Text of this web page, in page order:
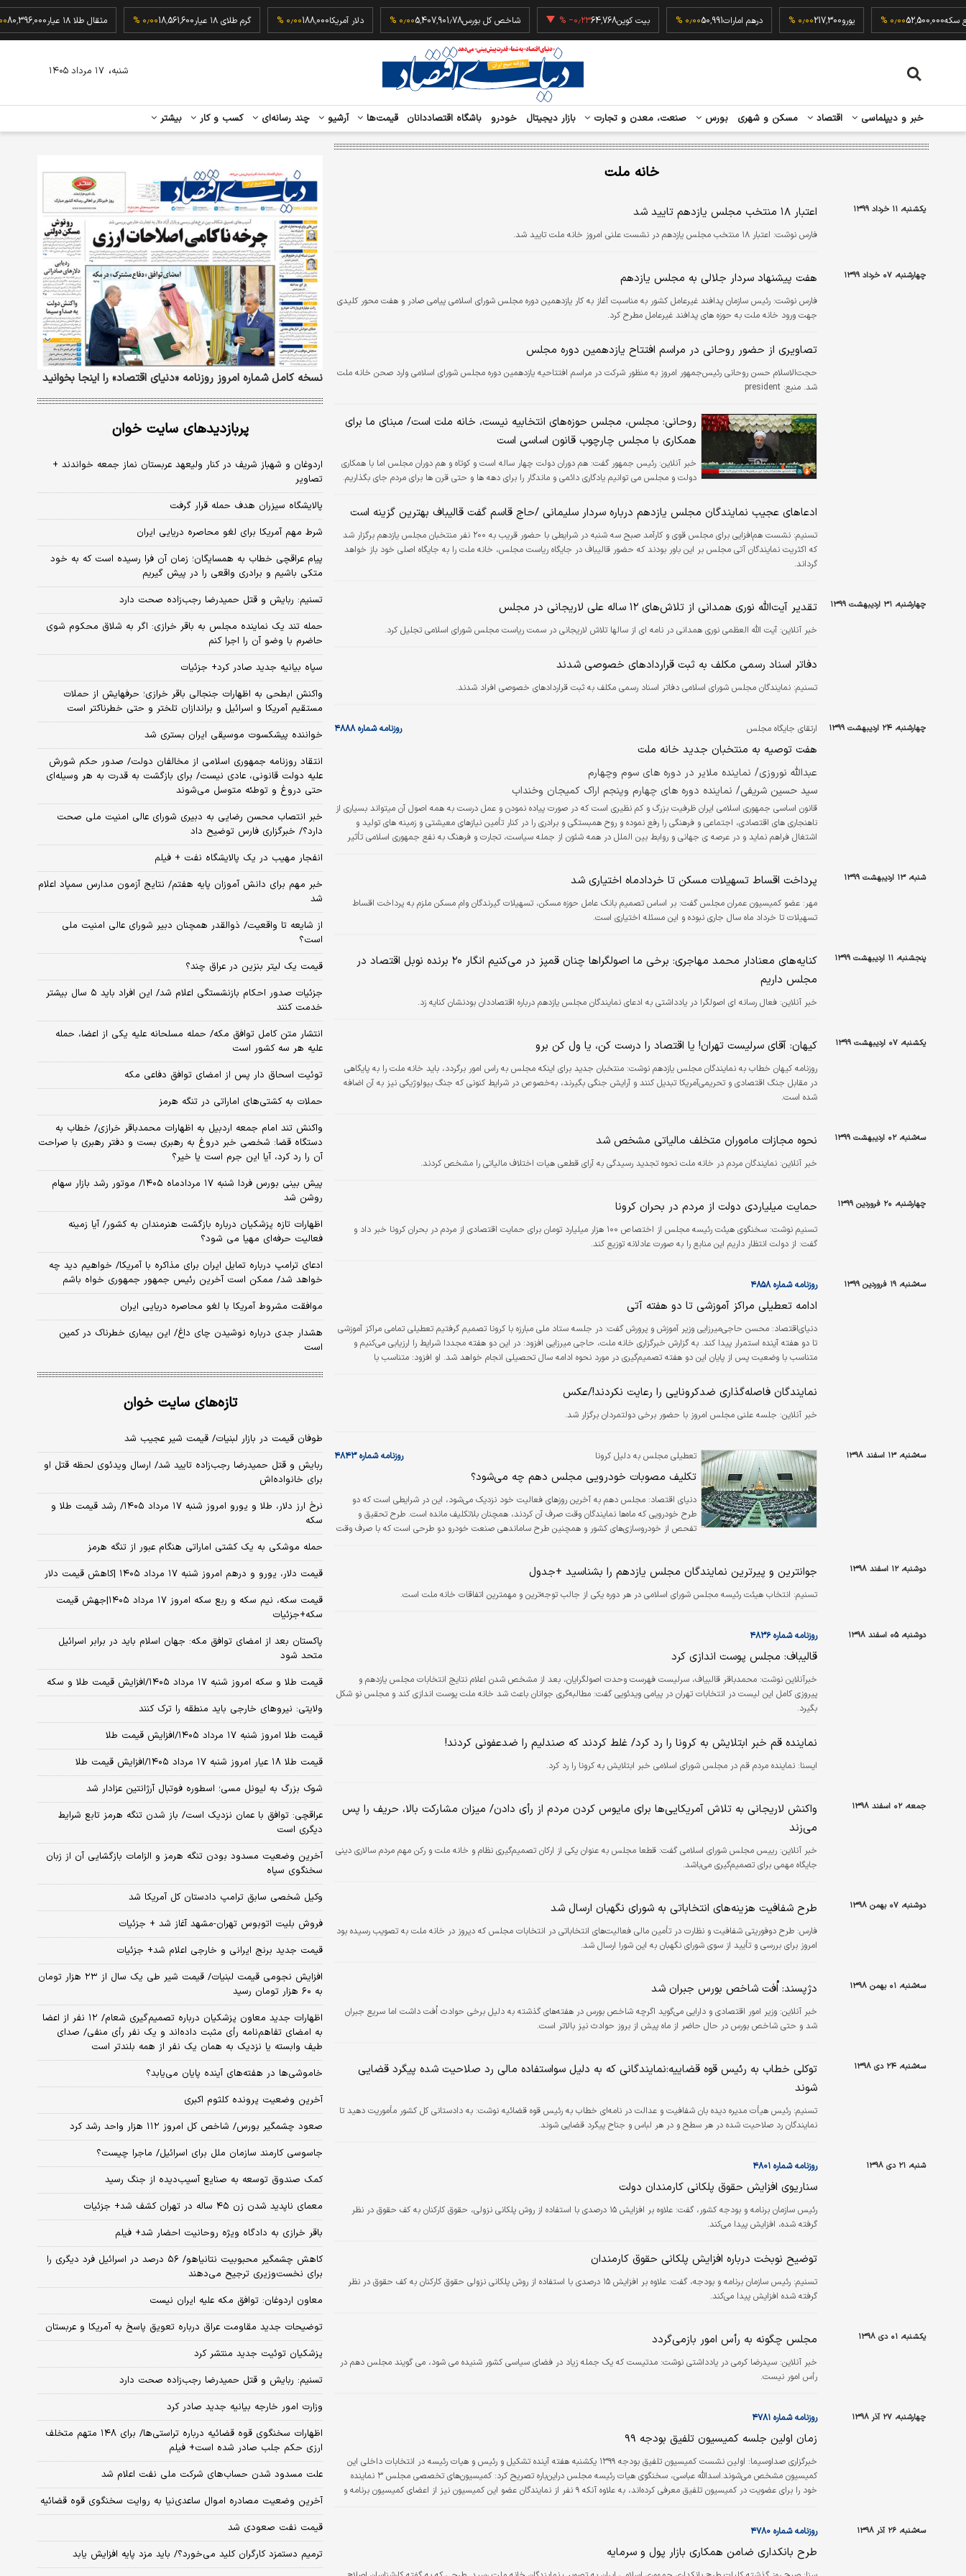
ربع سکه52,500,000۰٫۰۰ % یورو217,300۰٫۰۰ % درهم امارات50,991۰٫۰۰ % بیت کوین64,768 ‎−۰٫۲۳ % شاخص کل بورس5,407,901.78۰٫۰۰ % دلار آمریکا188,000۰٫۰۰ % گرم طلای ۱۸ عیار 18,561,600۰٫۰۰ % مثقال طلا ۱۸ عیار
خبر و دیپلماسی اقتصاد مسکن و شهری بورس صنعت، معدن و تجارت بازار دیجیتال خودرو باشگاه اقتصاددانان قیمت‌ها آرشیو چند رسانه‌ای کسب و کار بیشتر
شنبه، ۱۷ مرداد ۱۴۰۵
خانه ملت
یکشنبه، ۱۱ خرداد ۱۳۹۹ اعتبار ۱۸ منتخب مجلس یازدهم تایید شد
فارس نوشت: اعتبار ۱۸ منتخب مجلس یازدهم در نشست علنی امروز خانه ملت تایید شد.
چهارشنبه، ۰۷ خرداد ۱۳۹۹ هفت پیشنهاد سردار جلالی به مجلس یازدهم
فارس نوشت: رئیس سازمان پدافند غیرعامل کشور به مناسبت آغاز به کار یازدهمین دوره مجلس شورای اسلامی پیامی صادر و هفت محور کلیدی
جهت ورود خانه ملت به حوزه های پدافند غیرعامل مطرح کرد.
تصاویری از حضور روحانی در مراسم افتتاح یازدهمین دوره مجلس
حجت‌الاسلام حسن روحانی رئیس‌جمهور امروز به منظور شرکت در مراسم افتتاحیه یازدهمین دوره مجلس شورای اسلامی وارد صحن خانه ملت
شد. منبع: president
روحانی: مجلس، مجلس حوزه‌های انتخابیه نیست، خانه ملت است/ مبنای ما برای
همکاری با مجلس چارچوب قانون اساسی است
خبر آنلاین: رئیس جمهور گفت: هم دوران دولت چهار ساله است و کوتاه و هم دوران مجلس اما با همکاری
دولت و مجلس می توانیم یادگاری دائمی و ماندگار را برای دهه ها و حتی قرن ها برای مردم جای بگذاریم.
ادعاهای عجیب نمایندگان مجلس یازدهم درباره سردار سلیمانی /حاج قاسم گفت قالیباف بهترین گزینه است
تسنیم:
نشست هم‌افزایی برای مجلس قوی و کارآمد صبح سه شنبه در شرایطی با حضور قریب به ۲۰۰ نفر منتخبان مجلس یازدهم برگزار شد
که اکثریت نمایندگان آتی مجلس بر این باور بودند که حضور قالیباف در جایگاه ریاست مجلس، خانه ملت را به جایگاه اصلی خود باز خواهد
گرداند.
چهارشنبه، ۳۱ اردیبهشت ۱۳۹۹ تقدیر آیت‌الله نوری همدانی از تلاش‌های ۱۲ ساله علی لاریجانی در مجلس
خبر آنلاین: آیت الله العظمی نوری همدانی در نامه ای از سالها تلاش لاریجانی در سمت ریاست مجلس شورای اسلامی تجلیل کرد.
دفاتر اسناد رسمی مکلف به ثبت قراردادهای خصوصی شدند
تسنیم: نمایندگان مجلس شورای اسلامی دفاتر اسناد رسمی مکلف به ثبت قراردادهای خصوصی افراد شدند.
چهارشنبه، ۲۴ اردیبهشت ۱۳۹۹ ارتقای جایگاه مجلس روزنامه شماره ۴۸۸۸
هفت توصیه به منتخبان جدید خانه ملت
عبدالله نوروزی/ نماینده ملایر در دوره های سوم وچهارم
سید حسین شریفی/ نماینده دوره های چهارم وپنجم اراک کمیجان وخنداب
قانون اساسی جمهوری اسلامی ایران ظرفیت بزرگ و کم نظیری است که در صورت پیاده نمودن و عمل درست به همه اصول آن میتواند بسیاری از
ناهنجاری های اقتصادی، اجتماعی و فرهنگی را رفع نموده و روح همبستگی و برادری را در کنار تأمین نیازهای معیشتی و زمینه های تولید و
اشتغال فراهم نماید و در عرصه ی جهانی و روابط بین الملل در همه شئون از جمله سیاست، تجارت و فرهنگ به نفع جمهوری اسلامی تأثیر
شنبه، ۱۳ اردیبهشت ۱۳۹۹ پرداخت اقساط تسهیلات مسکن تا خردادماه اختیاری شد
مهر: عضو کمیسیون عمران مجلس گفت: بر اساس تصمیم بانک عامل حوزه مسکن، تسهیلات گیرندگان وام مسکن ملزم به پرداخت اقساط
تسهیلات تا خرداد ماه سال جاری نبوده و این مسئله اختیاری است.
پنجشنبه، ۱۱ اردیبهشت ۱۳۹۹
کنایه‌های معنادار محمد مهاجری: برخی ما اصولگراها چنان قمپز در می‌کنیم انگار ۲۰ برنده نوبل اقتصاد در
مجلس داریم
خبر آنلاین: فعال رسانه ای اصولگرا در یادداشتی به ادعای نمایندگان مجلس یازدهم درباره اقتصاددان بودنشان کنایه زد.
یکشنبه، ۰۷ اردیبهشت ۱۳۹۹ کیهان: آقای سرلیست تهران! یا اقتصاد را درست کن، یا ول کن برو
روزنامه کیهان خطاب به نمایندگان مجلس یازدهم نوشت: منتخبان جدید برای اینکه مجلس به راس امور برگردد، باید خانه ملت را به پایگاهی
در مقابل جنگ اقتصادی و تحریمی‌آمریکا تبدیل کنند و آرایش جنگی بگیرند، به‌خصوص در شرایط کنونی که جنگ بیولوژیکی نیز به آن اضافه
شده است.
سه‌شنبه، ۰۲ اردیبهشت ۱۳۹۹ نحوه مجازات ماموران متخلف مالیاتی مشخص شد
خبر آنلاین: نمایندگان مردم در خانه ملت نحوه تجدید رسیدگی به آرای قطعی هیات اختلاف مالیاتی را مشخص کردند.
چهارشنبه، ۲۰ فروردین ۱۳۹۹ حمایت میلیاردی دولت از مردم در بحران کرونا
تسنیم نوشت: سخنگوی هیئت رئیسه مجلس از اختصاص ۱۰۰ هزار میلیارد تومان برای حمایت اقتصادی از مردم در بحران کرونا خبر داد و
گفت: از دولت انتظار داریم این منابع را به صورت عادلانه توزیع کند.
سه‌شنبه، ۱۹ فروردین ۱۳۹۹ روزنامه شماره ۴۸۵۸
ادامه تعطیلی مراکز آموزشی تا دو هفته آتی‌
دنياي‌اقتصاد: محسن حاجی‌میرزایی وزیر آموزش و پرورش گفت: در جلسه ستاد ملی مبارزه با کرونا تصمیم گرفتیم تعطیلی تمامی مراکز آموزشی
تا دو هفته آینده استمرار پیدا کند. به گزارش خبرگزاری خانه ملت، حاجی میرزایی افزود: در این دو هفته مجددا شرایط را ارزیابی می‌کنیم و
متناسب با وضعیت پس از پایان این دو هفته تصمیم‌گیری در مورد نحوه ادامه سال تحصیلی انجام خواهد شد. او افزود: متناسب با
نمایندگان فاصله‌گذاری ضدکرونایی را رعایت نکردند!/عکس
خبر آنلاین: جلسه علنی مجلس امروز با حضور برخی دولتمردان برگزار شد.
سه‌شنبه، ۱۳ اسفند ۱۳۹۸ تعطیلی مجلس به دلیل کرونا روزنامه شماره ۴۸۴۳
تکلیف مصوبات خودرویی مجلس دهم چه می‌شود؟
دنیای اقتصاد: مجلس دهم به آخرین روزهای فعالیت خود نزدیک می‌شود، این در شرایطی است که دو
طرح خودرویی که ماه‌ها نمایندگان وقت صرف آن کردند، همچنان بلاتکلیف مانده است. طرح تحقیق و
تفحص از خودروسازی‌های کشور و همچنین طرح ساماندهی صنعت خودرو دو طرحی است که با صرف وقت
جلسات خانه ملت به دلیل شیوع کرونا برخی از نمایندگان،…
دوشنبه، ۱۲ اسفند ۱۳۹۸ جوانترین و پیرترین نمایندگان مجلس یازدهم را بشناسید +جدول
تسنیم: انتخاب هیئت رئیسه مجلس شورای اسلامی در هر دوره یکی از جالب توجه‌ترین و مهمترین اتفاقات خانه ملت است.
دوشنبه، ۰۵ اسفند ۱۳۹۸ روزنامه شماره ۴۸۳۶
قالیباف: مجلس پوست اندازی کرد
خبرآنلاین نوشت: محمدباقر قالبیاف، سرلیست فهرست وحدت اصولگرایان، بعد از مشخص شدن اعلام نتایج انتخابات مجلس یازدهم و
پیروزی کامل این لیست در انتخابات تهران در پیامی ویدئویی گفت: مطالبه‌گری جوانان باعث شد خانه ملت پوست اندازی کند و مجلس نو شکل
بگیرد.
نماینده قم خبر ابتلایش به کرونا را رد کرد/ غلط کردند که صندلیم را ضدعفونی کردند!
ايسنا: نماینده مردم قم در مجلس شورای اسلامی خبر ابتلایش به کرونا را رد کرد.
جمعه، ۰۲ اسفند ۱۳۹۸
واکنش لاریجانی به تلاش آمریکایی‌ها برای مایوس کردن مردم از رأی دادن/ میزان مشارکت بالا، حریف را پس
می‌زند
خبر آنلاین: رییس مجلس شورای اسلامی گفت: قطعا مجلس به عنوان یکی از ارکان تصمیم‌گیری نظام و خانه ملت و رکن مهم مردم سالاری دینی
جایگاه مهمی برای تصمیم‌گیری می‌باشد.
دوشنبه، ۰۷ بهمن ۱۳۹۸ طرح شفافیت هزینه‌های انتخاباتی به شورای نگهبان ارسال شد
فارس: طرح دوفوریتی شفافیت و نظارت در تأمین مالی فعالیت‌های انتخاباتی در انتخابات مجلس که دیروز در خانه ملت به تصویب رسیده بود
امروز برای بررسی و تأیید از سوی شورای نگهبان به این شورا ارسال شد.
سه‌شنبه، ۰۱ بهمن ۱۳۹۸ دژپسند: اُفت شاخص بورس جبران شد
خبر آنلاین: وزیر امور اقتصادی و دارایی می‌گوید اگرچه شاخص بورس در هفته‌های گذشته به دلیل برخی حوادث اُفت داشت اما سریع جبران
شد و حتی شاخص‌ بورس در حال حاضر از ماه پیش از بروز حوادث نیز بالاتر است.
سه‌شنبه، ۲۴ دی ۱۳۹۸
توکلی خطاب به رئیس قوه قضاییه:نمایندگانی که به دلیل سواستفاده مالی رد صلاحیت شده پیگرد قضایی
شوند
تسنیم: رئیس هیأت مدیره دیده بان شفافیت و عدالت در نامه‌ای خطاب به رئیس قوه قضائیه نوشت: به دادستانی کل کشور مأموریت دهید تا
نمایندگان رد صلاحیت شده در هر سطح و در هر لباس و جناح پیگرد قضایی شوند.
شنبه، ۲۱ دی ۱۳۹۸ روزنامه شماره ۴۸۰۱
سناریوی افزایش حقوق پلکانی کارمندان دولت
رئیس سازمان برنامه و بودجه کشور، گفت: علاوه بر افزایش ۱۵ درصدی با استفاده از روش پلکانی نزولی، حقوق کارکنان به کف حقوق در نظر
گرفته شده، افزایش پیدا می‌کند.
توضیح نوبخت درباره افزایش پلکانی حقوق کارمندان
تسنیم:
رئیس سازمان برنامه و بودجه، گفت: علاوه بر افزایش ۱۵ درصدی با استفاده از روش پلکانی نزولی حقوق کارکنان به کف حقوق در نظر
گرفته شده افزایش پیدا می‌کند.
یکشنبه، ۰۱ دی ۱۳۹۸ مجلس چگونه به رأس امور بازمی‌گردد
خبر آنلاین: سیدرضا کرمی در یادداشتی نوشت: مدتیست که یک جمله زیاد در فضای سیاسی کشور شنیده می شود، می گویند مجلس دهم در
رأس امور نیست.
چهارشنبه، ۲۷ آذر ۱۳۹۸ روزنامه شماره ۴۷۸۱
زمان اولین جلسه کمیسیون تلفیق بودجه ۹۹
خبرگزاری صداوسیما:
اولین نشست کمیسیون تلفیق بودجه ۱۳۹۹ یکشنبه هفته آینده تشکیل و رئیس و هیات رئیسه در انتخابات داخلی این
کمیسیون مشخص می‌شوند.اسدالله عباسی، سخنگوی هیات رئیسه مجلس در‌این‌باره تصریح کرد: کمیسیون‌های تخصصی مجلس ۳ نماینده
خود را برای عضویت در کمیسیون تلفیق معرفی کرده‌اند، به علاوه آنکه ۹ نفر از نمایندگان عضو این کمیسیون نیز از اعضای کمیسیون برنامه و
سه‌شنبه، ۲۶ آذر ۱۳۹۸ روزنامه شماره ۴۷۸۰
طرح بانکداری ضامن همکاری بازار پول و سرمایه
نسخه کامل شماره امروز روزنامه «دنیای‌ اقتصاد» را اینجا بخوانید
پربازدیدهای سایت خوان
اردوغان و شهباز شریف در کنار ولیعهد عربستان نماز جمعه خواندند +
تصاویر
پالایشگاه سیزران هدف حمله قرار گرفت
شرط مهم آمریکا برای لغو محاصره دریایی ایران
پیام عراقچی خطاب به همسایگان؛ زمان آن فرا رسیده است که به خود
متکی باشیم و برادری واقعی را در پیش گیریم
تسنیم: ربایش و قتل حمیدرضا رجب‌زاده صحت دارد
حمله تند یک نماینده مجلس به باقر خرازی: اگر به شلاق محکوم شوی
حاضرم با وضو آن را اجرا کنم
سپاه بیانیه جدید صادر کرد+ جزئیات
واکنش ابطحی به اظهارات جنجالی باقر خرازی؛ حرفهایش از حملات
مستقیم آمریکا و اسرائیل و براندازان تلختر و حتی خطرناکتر است
خواننده پیشکسوت موسیقی ایران بستری شد
انتقاد روزنامه جمهوری اسلامی از مخالفان دولت/ صدور حکم شورش
علیه دولت قانونی، عادی نیست/ برای بازگشت به قدرت به هر وسیله‌ای
حتی دروغ و توطئه متوسل می‌شوند
خبر انتصاب محسن رضایی به دبیری شورای عالی امنیت ملی صحت
دارد؟/ خبرگزاری فارس توضیح داد
انفجار مهیب در یک پالایشگاه نفت + فیلم
خبر مهم برای دانش آموزان پایه هفتم/ نتایج آزمون مدارس سمپاد اعلام
شد
از شایعه تا واقعیت/ ذوالقدر همچنان دبیر شورای ‌عالی امنیت ملی
است؟
قیمت یک لیتر بنزین در عراق چند؟
جزئیات صدور احکام بازنشستگی اعلام شد/ این افراد باید ۵ سال بیشتر
خدمت کنند
انتشار متن کامل توافق مکه/ حمله مسلحانه علیه یکی از اعضا، حمله
علیه هر سه کشور است
توئیت اسحاق دار پس از امضای توافق دفاعی مکه
حملات به کشتی‌های اماراتی در تنگه هرمز
واکنش تند امام جمعه اردبیل به اظهارات محمدباقر خرازی/ خطاب به
دستگاه قضا: شخصی خبر دروغ به رهبری بست و دفتر رهبری با صراحت
آن را رد کرد، آیا این جرم است یا خیر؟
پیش بینی بورس فردا شنبه ۱۷ مردادماه ۱۴۰۵/ موتور رشد بازار سهام
روشن شد
اظهارات تازه پزشکیان درباره بازگشت هنرمندان به کشور/ آیا زمینه
فعالیت حرفه‌ای مهیا می شود؟
ادعای ترامپ درباره تمایل ایران برای مذاکره با آمریکا/ خواهیم دید چه
خواهد شد/ ممکن است آخرین رئیس‌ جمهور جمهوری خواه باشم
موافقت مشروط آمریکا با لغو محاصره دریایی ایران
هشدار جدی درباره نوشیدن چای داغ/ این بیماری خطرناک در کمین
است
تازه‌های سایت خوان
طوفان قیمت در بازار لبنیات/ قیمت شیر عجیب شد
ربایش و قتل حمیدرضا رجب‌زاده تایید شد/ ارسال ویدئوی لحظه قتل او
برای خانواده‌اش
نرخ ارز دلار، طلا و یورو امروز شنبه ۱۷ مرداد ۱۴۰۵/ رشد قیمت طلا و
سکه
حمله موشکی به یک کشتی اماراتی هنگام عبور از تنگه هرمز
قیمت دلار، یورو و درهم امروز شنبه ۱۷ مرداد ۱۴۰۵ |کاهش قیمت دلار
قیمت سکه، نیم سکه و ربع سکه امروز ۱۷ مرداد ۱۴۰۵|جهش قیمت
سکه+جزئیات
پاکستان بعد از امضای توافق مکه: جهان اسلام باید در برابر اسرائیل
متحد شود
قیمت طلا و سکه امروز شنبه ۱۷ مرداد ۱۴۰۵/افزایش قیمت طلا و سکه
ولایتی: نیروهای خارجی باید منطقه را ترک کنند
قیمت طلا امروز شنبه ۱۷ مرداد ۱۴۰۵/افزایش قیمت طلا
قیمت طلا ۱۸ عیار امروز شنبه ۱۷ مرداد ۱۴۰۵/افزایش قیمت طلا
شوک بزرگ به لیونل مسی؛ اسطوره فوتبال آرژانتین عزادار شد
عراقچی: توافق با عمان نزدیک است/ باز شدن تنگه هرمز تابع شرایط
دیگری است
آخرین وضعیت مسدود بودن تنگه هرمز و الزامات بازگشایی آن از زبان
سخنگوی سپاه
وکیل شخصی سابق ترامپ دادستان کل آمریکا شد
فروش بلیت اتوبوس تهران-مشهد آغاز شد + جزئیات
قیمت جدید برنج ایرانی و خارجی اعلام شد+ جزئیات
افزایش نجومی قیمت لبنیات/ قیمت شیر طی یک سال از ۲۳ هزار تومان
به ۶۰ هزار تومان رسید
اظهارات جدید معاون پزشکیان درباره تصمیم‌گیری شعام/ ۱۲ نفر از اعضا
به امضای تفاهم‌نامه رأی مثبت داده‌اند و یک نفر رأی منفی/ صدای
طیف وابسته یا نزدیک به همان یک نفر از همه بلندتر است
خاموشی‌ها در هفته‌های آینده پایان می‌یابد؟
آخرین وضعیت پرونده کلثوم اکبری
صعود چشمگیر بورس/ شاخص کل امروز ۱۱۲ هزار واحد رشد کرد
جاسوسی کارمند سازمان ملل برای اسرائیل/ ماجرا چیست؟
کمک صندوق توسعه به صنایع آسیب‌دیده از جنگ رسید
معمای ناپدید شدن زن ۴۵ ساله در تهران کشف شد+ جزئیات
باقر خرازی به دادگاه ویژه روحانیت احضار شد+ فیلم
کاهش چشمگیر محبوبیت نتانیاهو/ ۵۶ درصد در اسرائیل فرد دیگری را
برای نخست‌وزیری ترجیح می‌دهند
معاون اردوغان: توافق مکه علیه ایران نیست
توضیحات جدید مقاومت عراق درباره تعویق پاسخ به آمریکا و عربستان
پزشکیان توئیت جدید منتشر کرد
تسنیم: ربایش و قتل حمیدرضا رجب‌زاده صحت دارد
وزارت امور خارجه بیانیه جدید صادر کرد
اظهارات سخنگوی قوه قضائیه درباره تراستی‌ها/ برای ۱۴۸ متهم متخلف
ارزی حکم جلب صادر شده است+ فیلم
علت مسدود شدن حساب‌های شرکت ملی نفت اعلام شد
آخرین وضعیت مصادره اموال ساعدی‌نیا به روایت سخنگوی قوه قضائیه
قیمت نفت صعودی شد
ترمیم دستمزد کارگران کلید می‌خورد؟/ باید مزد پایه افزایش یابد